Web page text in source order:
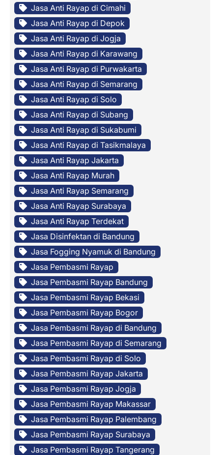
Jasa Anti Rayap di Cimahi
Jasa Anti Rayap di Depok
Jasa Anti Rayap di Jogja
Jasa Anti Rayap di Karawang
Jasa Anti Rayap di Purwakarta
Jasa Anti Rayap di Semarang
Jasa Anti Rayap di Solo
Jasa Anti Rayap di Subang
Jasa Anti Rayap di Sukabumi
Jasa Anti Rayap di Tasikmalaya
Jasa Anti Rayap Jakarta
Jasa Anti Rayap Murah
Jasa Anti Rayap Semarang
Jasa Anti Rayap Surabaya
Jasa Anti Rayap Terdekat
Jasa Disinfektan di Bandung
Jasa Fogging Nyamuk di Bandung
Jasa Pembasmi Rayap
Jasa Pembasmi Rayap Bandung
Jasa Pembasmi Rayap Bekasi
Jasa Pembasmi Rayap Bogor
Jasa Pembasmi Rayap di Bandung
Jasa Pembasmi Rayap di Semarang
Jasa Pembasmi Rayap di Solo
Jasa Pembasmi Rayap Jakarta
Jasa Pembasmi Rayap Jogja
Jasa Pembasmi Rayap Makassar
Jasa Pembasmi Rayap Palembang
Jasa Pembasmi Rayap Surabaya
Jasa Pembasmi Rayap Tangerang